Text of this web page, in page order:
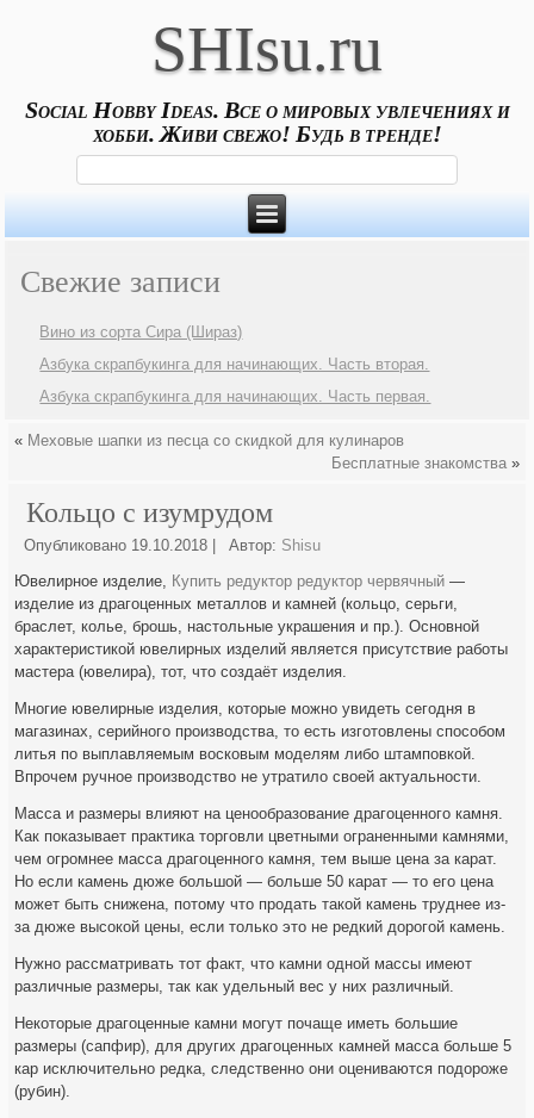
SHIsu.ru
Social Hobby Ideas. Все о мировых увлечениях и
хобби. Живи свежо! Будь в тренде!
Свежие записи
Вино из сорта Сира (Шираз)
Азбука скрапбукинга для начинающих. Часть вторая.
Азбука скрапбукинга для начинающих. Часть первая.
« Меховые шапки из песца со скидкой для кулинаров
Бесплатные знакомства»
Кольцо с изумрудом
Опубликовано 19.10.2018 Автор: Shisu
Ювелирное изделие, Купить редуктор редуктор червячный —
изделие из драгоценных металлов и камней (кольцо, серьги,
браслет, колье, брошь, настольные украшения и пр.). Основной
характеристикой ювелирных изделий является присутствие работы
мастера (ювелира), тот, что создаёт изделия.
Многие ювелирные изделия, которые можно увидеть сегодня в
магазинах, серийного производства, то есть изготовлены способом
литья по выплавляемым восковым моделям либо штамповкой.
Впрочем ручное производство не утратило своей актуальности.
Масса и размеры влияют на ценообразование драгоценного камня.
Как показывает практика торговли цветными ограненными камнями,
чем огромнее масса драгоценного камня, тем выше цена за карат.
Но если камень дюже большой — больше 50 карат — то его цена
может быть снижена, потому что продать такой камень труднее из-
за дюже высокой цены, если только это не редкий дорогой камень.
Нужно рассматривать тот факт, что камни одной массы имеют
различные размеры, так как удельный вес у них различный.
Некоторые драгоценные камни могут почаще иметь большие
размеры (сапфир), для других драгоценных камней масса больше 5
кар исключительно редка, следственно они оцениваются подороже
(рубин).